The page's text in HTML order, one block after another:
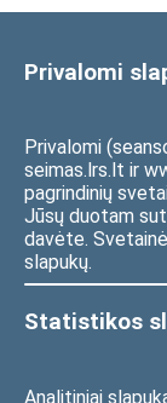
Privalomi
Privalomi
seimas.lrs.lt ir
pagrindinių
Jūsų duotam
davėte.
slapukų.
Statistikos
Analitiniai